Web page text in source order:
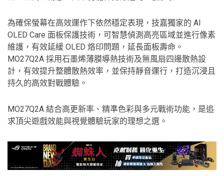
為確保螢幕在高效運作下依然穩定表現，技嘉獨家的 AI
OLED Care 面板保護技術，可智慧偵測高亮區域並進行像素
維護，有效延緩 OLED 烙印問題，延長面板壽命。
MO27Q2A 採用石墨烯薄膜導熱技術及無風扇四邊散熱設
計，有效提升整體散熱效率，並保持靜音運行，打造沉浸且
持久的高效對戰體驗。
MO27Q2A 結合高更新率、精準色彩與多元戰術功能，是追
求頂尖遊戲效能與視覺體驗玩家的理想之選。